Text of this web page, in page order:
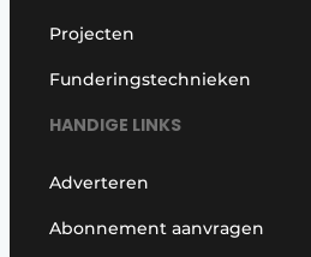
Projecten
Funderingstechnieken
HANDIGE LINKS
Adverteren
Abonnement aanvragen